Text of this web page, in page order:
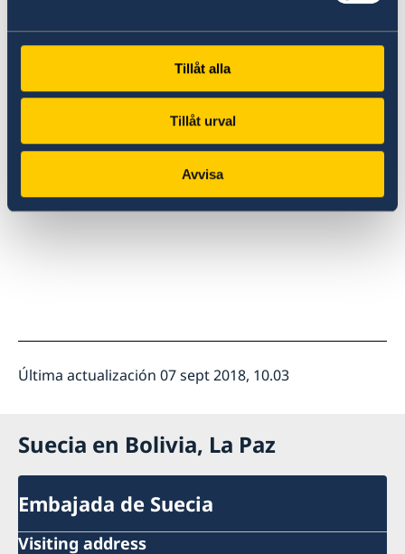
Tillåt alla
Tillåt urval
Avvisa
relación.
Con esta importante visita la Embajada de Suecia en
Bolivia y la Agencia de Cooperación Sueca en Bolivia
espera consolidar y desarrollar más aún las relaciones
internacionales con Bolivia.
Última actualización 07 sept 2018, 10.03
Suecia en Bolivia, La Paz
Embajada de Suecia
Visiting address